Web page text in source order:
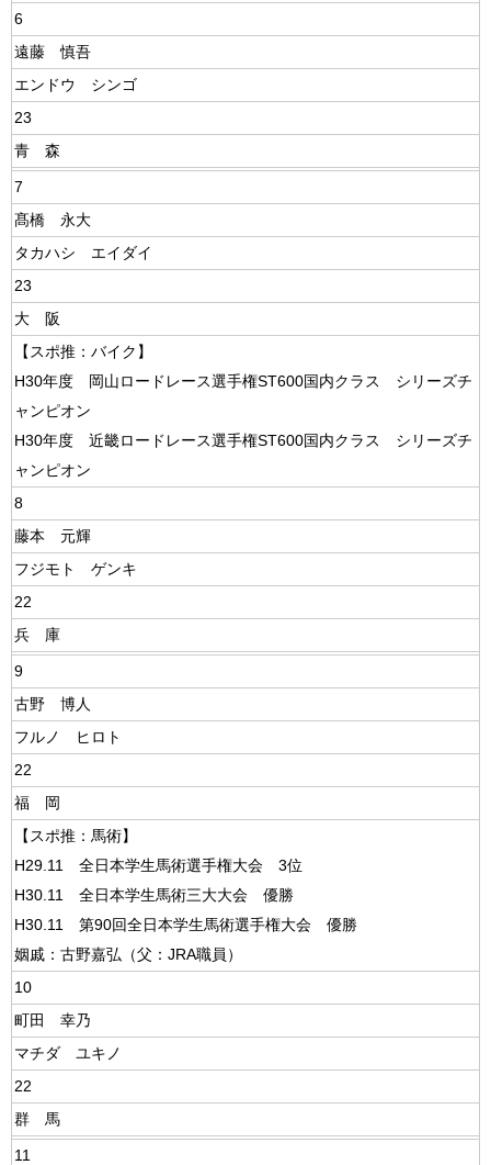
6
遠藤 慎吾
エンドウ シンゴ
23
青 森
7
髙橋 永大
タカハシ エイダイ
23
大 阪
【スポ推：バイク】
H30年度 岡山ロードレース選手権ST600国内クラス シリーズチ
ャンピオン
H30年度 近畿ロードレース選手権ST600国内クラス シリーズチ
ャンピオン
8
藤本 元輝
フジモト ゲンキ
22
兵 庫
9
古野 博人
フルノ ヒロト
22
福 岡
【スポ推：馬術】
H29.11 全日本学生馬術選手権大会 3位
H30.11 全日本学生馬術三大大会 優勝
H30.11 第90回全日本学生馬術選手権大会 優勝
姻戚：古野嘉弘（父：JRA職員）
10
町田 幸乃
マチダ ユキノ
22
群 馬
11